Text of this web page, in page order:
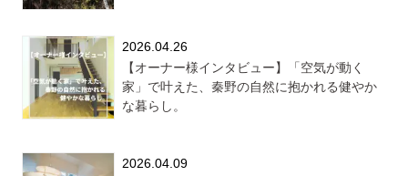
2026.04.26
【オーナー様インタビュー】「空気が動く
家」で叶えた、秦野の自然に抱かれる健やか
な暮らし。
2026.04.09